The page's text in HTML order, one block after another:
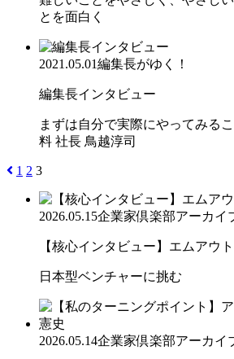
とを面白く
2021.05.01編集長がゆく！
編集長インタビュー
まずは自分で実際にやってみる
料 社長 鳥越淳司
1 2 3
2026.05.15企業家倶楽部アーカイ
【核心インタビュー】エムアウ
日本型ベンチャーに挑む
2026.05.14企業家倶楽部アーカイ